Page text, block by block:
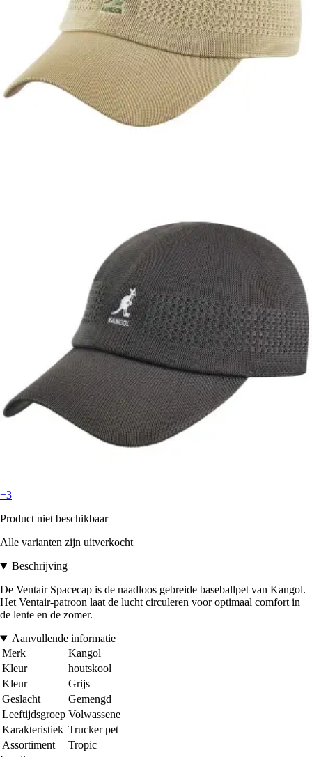
+3
Product niet beschikbaar
Alle varianten zijn uitverkocht
Beschrijving
De Ventair Spacecap is de naadloos gebreide baseballpet van Kangol.
Het Ventair-patroon laat de lucht circuleren voor optimaal comfort in
de lente en de zomer.
Aanvullende informatie
Merk
Kangol
Kleur
houtskool
Kleur
Grijs
Geslacht
Gemengd
Leeftijdsgroep Volwassene
Karakteristiek Trucker pet
Assortiment
Tropic